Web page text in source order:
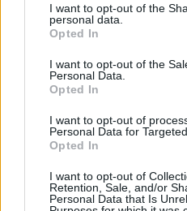
I want to opt-out of the
personal data.
Opted In
I want to opt-out of the
Personal Data.
Opted In
I want to opt-out of
Personal Data for
Opted In
I want to opt-out of
Retention, Sale, and/or
Personal Data that Is
Actus Info